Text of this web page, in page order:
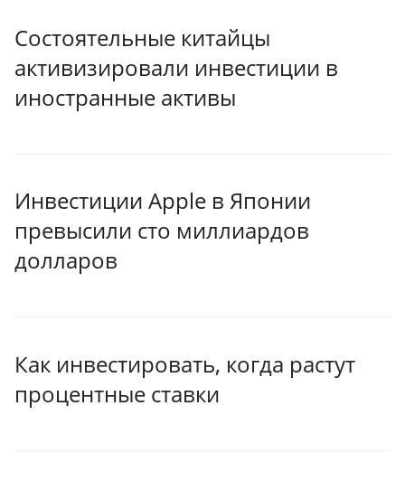
Состоятельные китайцы
активизировали инвестиции в
иностранные активы
Инвестиции Apple в Японии
превысили сто миллиардов
долларов
Как инвестировать, когда растут
процентные ставки